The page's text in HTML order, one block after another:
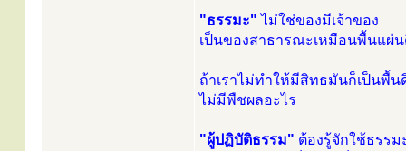
"ธรรมะ" ไม่ใช่ของมีเจ้าของ
เป็นของสาธารณะเหมือนพื้นแผ่
ถ้าเราไม่ทำให้มีสิทธมันก็เป็นพื้น
ไม่มีพืชผลอะไร
"ผู้ปฏิบัติธรรม" ต้องรู้จักใช้ธรรม